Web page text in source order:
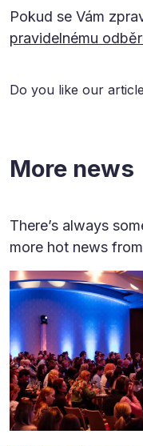
Pokud se Vám
pravidelnému
Do you like our
More news
There’s always
more hot news